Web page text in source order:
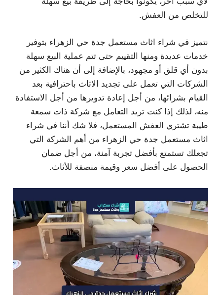
للتخلص من العفش.
نتميز في شراء اثاث مستعمل جدة حي الزهراء بتوفير
خدمات عديدة ومنها التقييم حتى تتم عملية البيع سهلة
بدون أي قلق أو مجهود، بالإضافة إلى أن هناك الكثير من
الشركات التي تعمل على تجديد الاثاث باحترافية بعد
القيام بشرائها، من أجل إعادة تدويرها من أجل الاستفادة
منه، لذلك إذا كنت تريد التعامل مع شركة ذات سمعة
طيبة تشتري العفش المستعمل، فلا شك أننا في شراء
اثاث مستعمل جدة حي الزهراء من أهم الشركة التي
تجعلك تستمتع بأفضل تجربة آمنة، من أجل ضمان
الحصول على أفضل سعر وقيمة منصفة للأثاث.